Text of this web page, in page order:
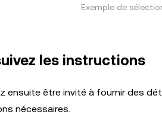
Exemple de
les instructions
ensuite être invité à fournir des
nécessaires.